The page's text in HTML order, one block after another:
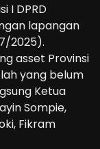
I DPRD
lapangan
2025).
asset Provinsi
yang belum
Ketua
Sompie,
Fikram